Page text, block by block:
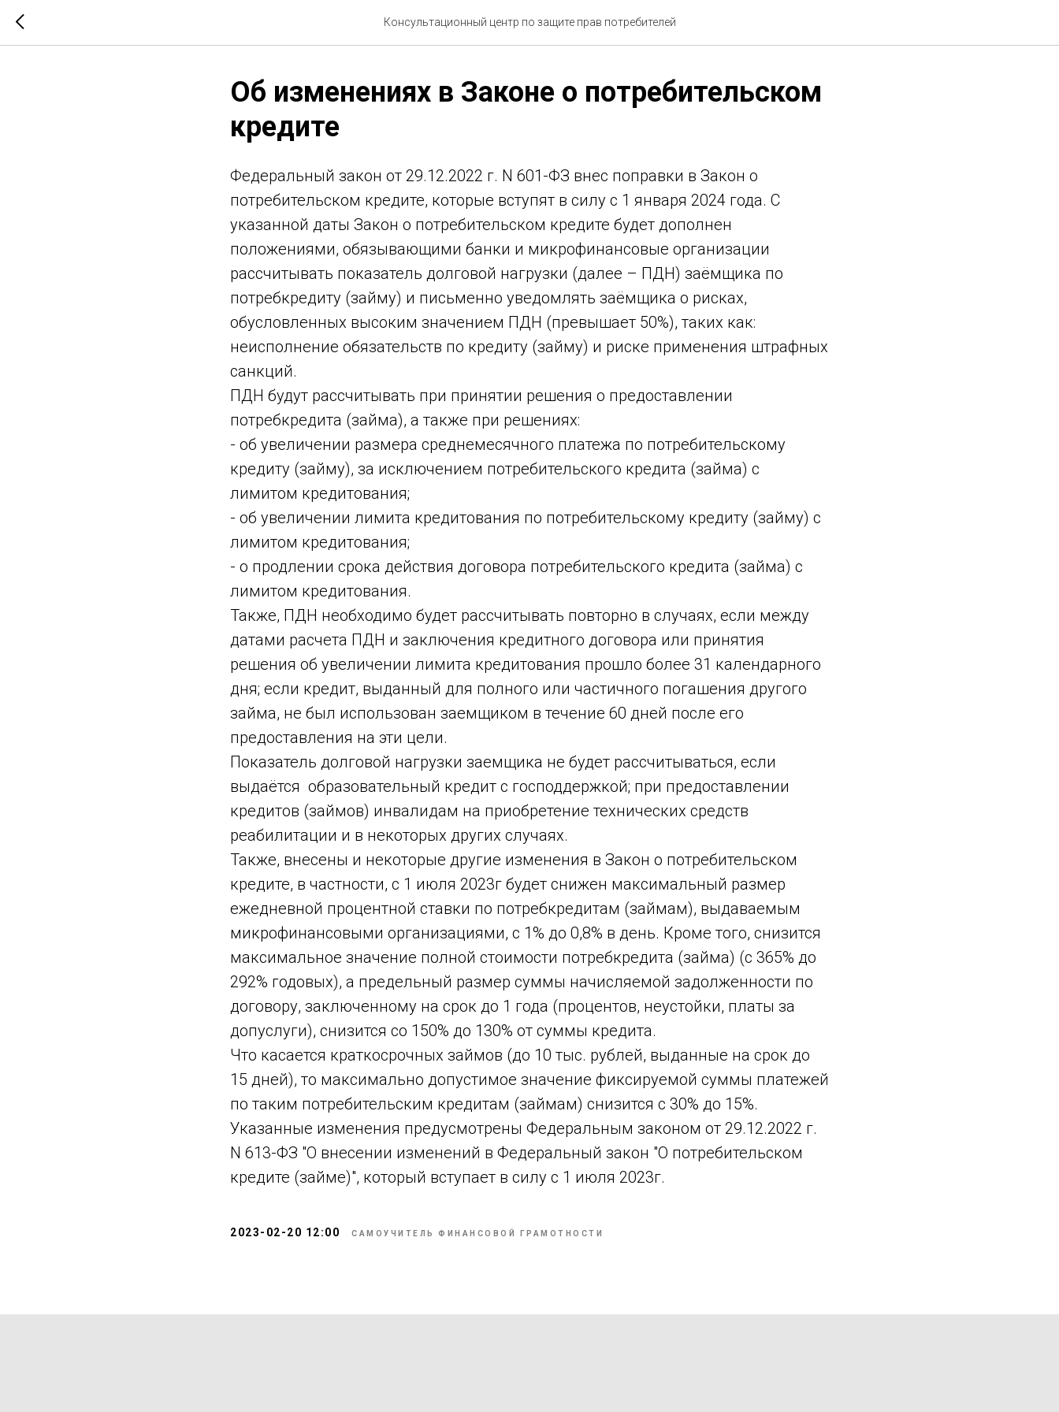
Консультационный центр по защите прав потребителей
Об изменениях в Законе о потребительском
кредите
Федеральный закон от 29.12.2022 г. N 601-ФЗ внес поправки в Закон о
потребительском кредите, которые вступят в силу с 1 января 2024 года. С
указанной даты Закон о потребительском кредите будет дополнен
положениями, обязывающими банки и микрофинансовые организации
рассчитывать показатель долговой нагрузки (далее – ПДН) заёмщика по
потребкредиту (займу) и письменно уведомлять заёмщика о рисках,
обусловленных высоким значением ПДН (превышает 50%), таких как:
неисполнение обязательств по кредиту (займу) и риске применения штрафных
санкций.
ПДН будут рассчитывать при принятии решения о предоставлении
потребкредита (займа), а также при решениях:
- об увеличении размера среднемесячного платежа по потребительскому
кредиту (займу), за исключением потребительского кредита (займа) с
лимитом кредитования;
- об увеличении лимита кредитования по потребительскому кредиту (займу) с
лимитом кредитования;
- о продлении срока действия договора потребительского кредита (займа) с
лимитом кредитования.
Также, ПДН необходимо будет рассчитывать повторно в случаях, если между
датами расчета ПДН и заключения кредитного договора или принятия
решения об увеличении лимита кредитования прошло более 31 календарного
дня; если кредит, выданный для полного или частичного погашения другого
займа, не был использован заемщиком в течение 60 дней после его
предоставления на эти цели.
Показатель долговой нагрузки заемщика не будет рассчитываться, если
выдаётся образовательный кредит с господдержкой; при предоставлении
кредитов (займов) инвалидам на приобретение технических средств
реабилитации и в некоторых других случаях.
Также, внесены и некоторые другие изменения в Закон о потребительском
кредите, в частности, с 1 июля 2023г будет снижен максимальный размер
ежедневной процентной ставки по потребкредитам (займам), выдаваемым
микрофинансовыми организациями, с 1% до 0,8% в день. Кроме того, снизится
максимальное значение полной стоимости потребкредита (займа) (с 365% до
292% годовых), а предельный размер суммы начисляемой задолженности по
договору, заключенному на срок до 1 года (процентов, неустойки, платы за
допуслуги), снизится со 150% до 130% от суммы кредита.
Что касается краткосрочных займов (до 10 тыс. рублей, выданные на срок до
15 дней), то максимально допустимое значение фиксируемой суммы платежей
по таким потребительским кредитам (займам) снизится с 30% до 15%.
Указанные изменения предусмотрены Федеральным законом от 29.12.2022 г.
N 613-ФЗ "О внесении изменений в Федеральный закон "О потребительском
кредите (займе)", который вступает в силу с 1 июля 2023г.
2023-02-20 12:00 САМОУЧИТЕЛЬ ФИНАНСОВОЙ ГРАМОТНОСТИ